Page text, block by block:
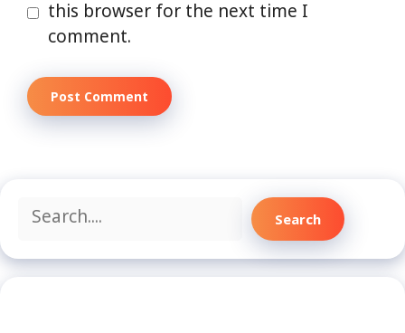
this browser for the next time I
comment.
Search Search